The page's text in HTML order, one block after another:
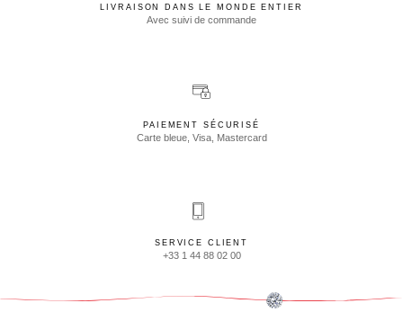
LIVRAISON DANS LE MONDE ENTIER
Avec suivi de commande
PAIEMENT SÉCURISÉ
Carte bleue, Visa, Mastercard
SERVICE CLIENT
+33 1 44 88 02 00